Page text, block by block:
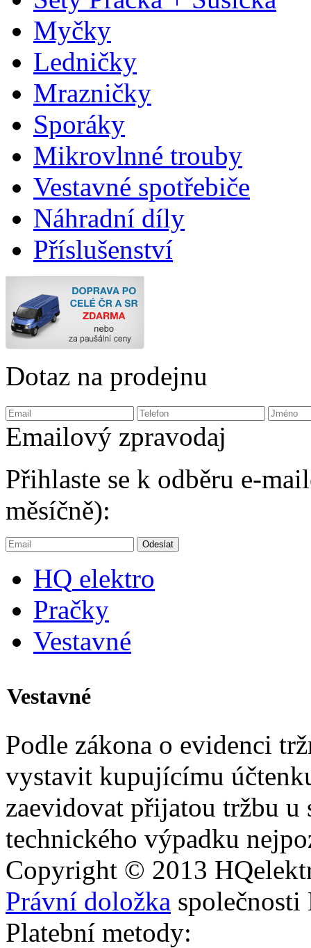
Myčky
Ledničky
Mrazničky
Sporáky
Mikrovlnné trouby
Vestavné spotřebiče
Náhradní díly
Příslušenství
Dotaz na prodejnu
Emailový zpravodaj
Přihlaste se k odběru e-
měsíčně):
HQ elektro
Pračky
Vestavné
Vestavné
Podle zákona o evidenci
vystavit kupujícímu
zaevidovat přijatou tržbu u
technického výpadku
Copyright © 2013 HQ
Právní doložka
Platební metody: